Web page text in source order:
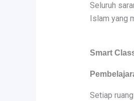
Seluruh
Islam yang
Smart
Setiap